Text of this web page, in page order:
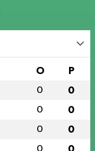
O P
0 0
0 0
0 0
0 0